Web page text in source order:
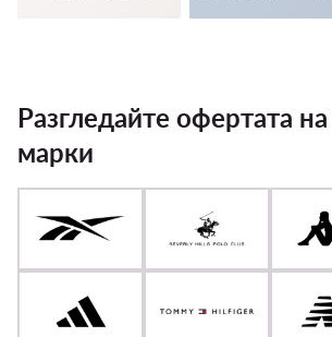
Разгледайте офертата
марки